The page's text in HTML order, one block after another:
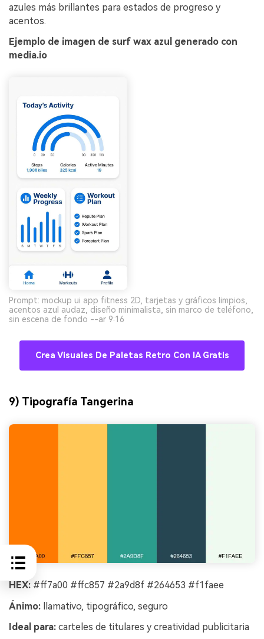
azules más brillantes para estados de progreso y
acentos.
Ejemplo de imagen de surf wax azul generado con
media.io
Prompt: mockup ui app fitness 2D, tarjetas y gráficos limpios,
acentos azul audaz, diseño minimalista, sin marco de teléfono,
sin escena de fondo --ar 9:16
Crea Visuales De Paletas Retro Con IA Gratis
9) Tipografía Tangerina
HEX: #ff7a00 #ffc857 #2a9d8f #264653 #f1faee
Ánimo: llamativo, tipográfico, seguro
Ideal para: carteles de titulares y creatividad publicitaria